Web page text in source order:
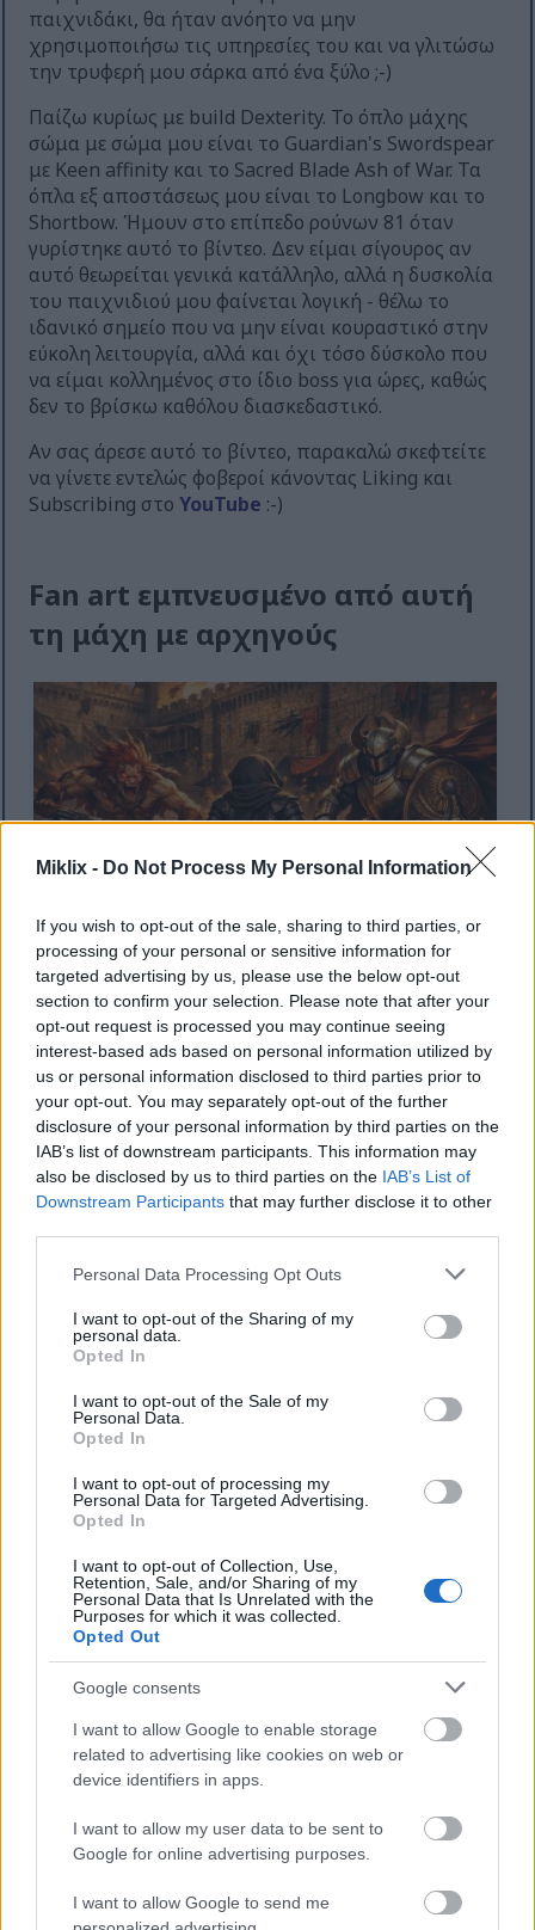
Miklix - Do Not Process My Personal Information
If you wish to opt-out of the sale, sharing to third parties, or
processing of your personal or sensitive information for
targeted advertising by us, please use the below opt-out
section to confirm your selection. Please note that after your
opt-out request is processed you may continue seeing
interest-based ads based on personal information utilized by
us or personal information disclosed to third parties prior to
your opt-out. You may separately opt-out of the further
disclosure of your personal information by third parties on the
IAB’s list of downstream participants. This information may
also be disclosed by us to third parties on the IAB’s List of
Downstream Participants that may further disclose it to other
Please note that this website/app uses one or more Google
not limited to your visit or usage behaviour. You may click to
grant or deny consent to Google and its third-party tags to
use your data for below specified purposes in below Google
consent section.
Personal Data Processing Opt Outs
I want to opt-out of the Sharing of my
personal data.
Opted In
I want to opt-out of the Sale of my
Personal Data.
Opted In
I want to opt-out of processing my
Personal Data for Targeted Advertising.
Opted In
I want to opt-out of Collection, Use,
Retention, Sale, and/or Sharing of my
Personal Data that Is Unrelated with the
Purposes for which it was collected.
Opted Out
Google consents
I want to allow Google to enable storage
related to advertising like cookies on web or
device identifiers in apps.
I want to allow my user data to be sent to
Google for online advertising purposes.
I want to allow Google to send me
παιχνιδάκι, θα ήταν ανόητο να μην
χρησιμοποιήσω τις υπηρεσίες του και να γλιτώσω
την τρυφερή μου σάρκα από ένα ξύλο ;-)
Παίζω κυρίως με build Dexterity. Το όπλο μάχης
σώμα με σώμα μου είναι το Guardian's Swordspear
με Keen affinity και το Sacred Blade Ash of War. Τα
όπλα εξ αποστάσεως μου είναι το Longbow και το
Shortbow. Ήμουν στο επίπεδο ρούνων 81 όταν
γυρίστηκε αυτό το βίντεο. Δεν είμαι σίγουρος αν
αυτό θεωρείται γενικά κατάλληλο, αλλά η δυσκολία
του παιχνιδιού μου φαίνεται λογική - θέλω το
ιδανικό σημείο που να μην είναι κουραστικό στην
εύκολη λειτουργία, αλλά και όχι τόσο δύσκολο που
να είμαι κολλημένος στο ίδιο boss για ώρες, καθώς
δεν το βρίσκω καθόλου διασκεδαστικό.
Αν σας άρεσε αυτό το βίντεο, παρακαλώ σκεφτείτε
να γίνετε εντελώς φοβεροί κάνοντας Liking και
Subscribing στοYouTube :-)
Fan art εμπνευσμένο από αυτή
τη μάχη με αρχηγούς
Απεικόνιση σε στυλ anime της πανοπλίας Tarnished in
Black Knife που αντιμετωπίζει τον Misbegotten Warrior
και έναν Ιππότη Crucible με σπαθί και ασπίδα στην
φλεγόμενη αυλή του Κάστρου Redmane.
Κάντε κλικ ή πατήστε την εικόνα για περισσότερες
πληροφορίες και υψηλότερες αναλύσεις.
Εικόνα σε στυλ anime του Αμαυρωμένου που φαίνεται
από πίσω στα αριστερά, απέναντι από τον Misbegotten
στην ερειπωμένη αυλή του Κάστρου Redmane.
Κάντε κλικ ή πατήστε την εικόνα για περισσότερες
πληροφορίες και υψηλότερες αναλύσεις.